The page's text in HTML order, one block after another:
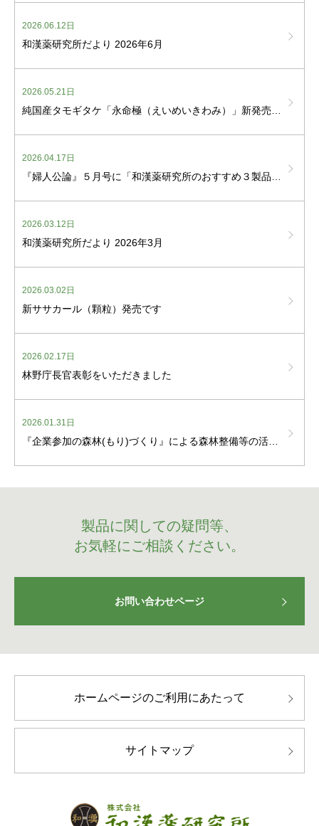
2026.06.12日
和漢薬研究所だより 2026年6月
2026.05.21日
純国産タモギタケ「永命極（えいめいきわみ）」新発売しました
2026.04.17日
『婦人公論』５月号に「和漢薬研究所のおすすめ３製品」が掲載されました
2026.03.12日
和漢薬研究所だより 2026年3月
2026.03.02日
新ササカール（顆粒）発売です
2026.02.17日
林野庁長官表彰をいただきました
2026.01.31日
『企業参加の森林(もり)づくり』による森林整備等の活動に関する協定を締結しました
製品に関しての疑問等、
お気軽にご相談ください。
お問い合わせページ
ホームページのご利用にあたって
サイトマップ